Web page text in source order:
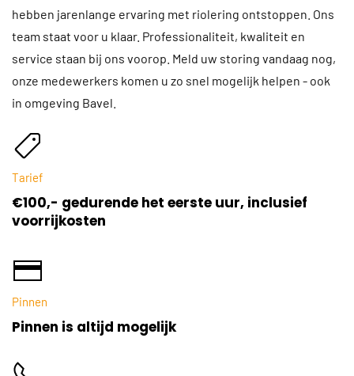
hebben jarenlange ervaring met riolering ontstoppen. Ons
team staat voor u klaar. Professionaliteit, kwaliteit en
service staan bij ons voorop. Meld uw storing vandaag nog,
onze medewerkers komen u zo snel mogelijk helpen - ook
in omgeving Bavel.
Tarief
€100,- gedurende het eerste uur, inclusief
voorrijkosten
Pinnen
Pinnen is altijd mogelijk